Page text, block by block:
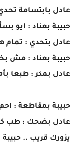
عادل بابتسامة
حبيبة بعناد : ايو
عادل بتحدي : تمام
حبيبة بعناد : مش
عادل بمكر : طبعا
حبيبة بمقاطعة : احم
عادل بضحك : طب
يزورك قريب .. حبيبة